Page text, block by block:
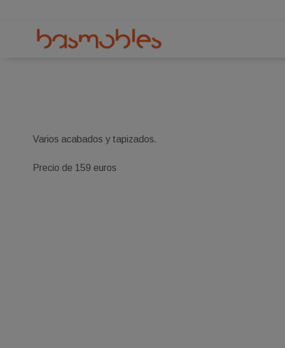
Varios acabados y tapizados.
Precio de 159 euros